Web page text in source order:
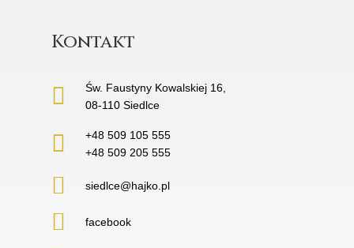
Kontakt
Św. Faustyny Kowalskiej 16,
08-110 Siedlce
+48 509 105 555
+48 509 205 555
siedlce@hajko.pl
facebook